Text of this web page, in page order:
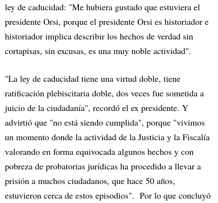
ley de caducidad: "Me hubiera gustado que estuviera el
presidente Orsi, porque el presidente Orsi es historiador e
historiador implica describir los hechos de verdad sin
cortapisas, sin excusas, es una muy noble actividad".
"La ley de caducidad tiene una virtud doble, tiene
ratificación plebiscitaria doble, dos veces fue sometida a
juicio de la ciudadanía", recordó el ex presidente. Y
advirtió que "no está siendo cumplida", porque "vivimos
un momento donde la actividad de la Justicia y la Fiscalía
valorando en forma equivocada algunos hechos y con
pobreza de probatorias jurídicas ha procedido a llevar a
prisión a muchos ciudadanos, que hace 50 años,
estuvieron cerca de estos episodios". Por lo que concluyó